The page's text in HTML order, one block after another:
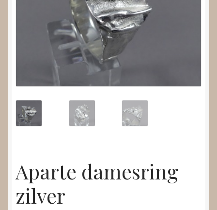
Aparte damesring
zilver